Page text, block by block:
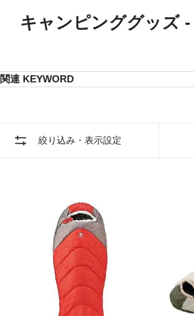
キャンピンググッズ
関連 KEYWORD
絞り込み・表示設定